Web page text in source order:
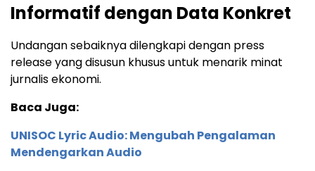
Informatif dengan Data Konkret
Undangan sebaiknya dilengkapi dengan press
release yang disusun khusus untuk menarik minat
jurnalis ekonomi.
Baca Juga:
UNISOC Lyric Audio: Mengubah Pengalaman
Mendengarkan Audio